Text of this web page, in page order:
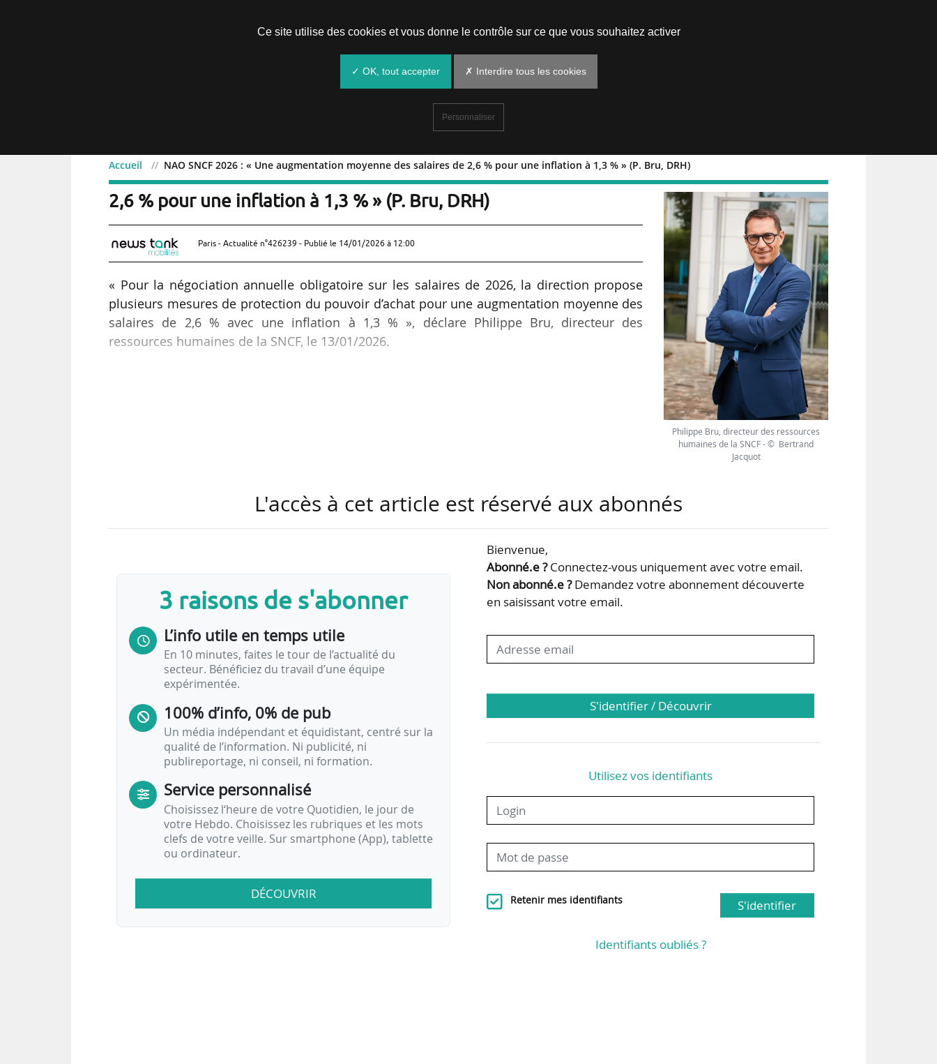
Accueil NAO SNCF 2026 : « Une augmentation moyenne des salaires de 2,6 % pour une inflation à 1,3 % » (P. Bru, DRH)
NAO SNCF 2026 : « Une augmentation moyenne des salaires de
2,6 % pour une inflation à 1,3 % » (P. Bru, DRH)
Paris - Actualité n°426239 - Publié le 14/01/2026 à 12:00
« Pour la négociation annuelle obligatoire sur les salaires de 2026, la direction propose
plusieurs mesures de protection du pouvoir d’achat pour une augmentation moyenne des
salaires de 2,6 % avec une inflation à 1,3 % », déclare Philippe Bru, directeur des
ressources humaines de la SNCF, le 13/01/2026.
de la NAO. Elles comprennent la mise en place d’une prime de partage de la valeur de…
Philippe Bru, directeur des ressources
humaines de la SNCF - © Bertrand
Jacquot
L'accès à cet article est réservé aux abonnés
3 raisons de s'abonner
L’info utile en temps utile
En 10 minutes, faites le tour de l’actualité du
secteur. Bénéficiez du travail d’une équipe
expérimentée.
100% d’info, 0% de pub
Un média indépendant et équidistant, centré sur la
qualité de l’information. Ni publicité, ni
publireportage, ni conseil, ni formation.
Service personnalisé
Choisissez l‘heure de votre Quotidien, le jour de
votre Hebdo. Choisissez les rubriques et les mots
clefs de votre veille. Sur smartphone (App), tablette
ou ordinateur.
DÉCOUVRIR
Bienvenue,
Abonné.e ?Connectez-vous uniquement avec votre email.
Non abonné.e ?Demandez votre abonnement découverte
en saisissant votre email.
S'identifier / Découvrir
Utilisez vos identifiants
Retenir mes identifiants S'identifier
Identifiants oubliés ?
Ce site utilise des cookies et vous donne le contrôle sur ce que vous souhaitez activer
✓ OK, tout accepter ✗ Interdire tous les cookies
Personnaliser